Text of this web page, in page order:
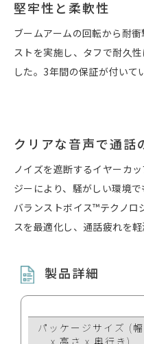
堅牢性と柔軟性
ブームアームの回転から耐
ストを実施し、タフで耐久
した。3年間の保証が付いて
クリアな音声で通話
ノイズを遮断するイヤーカ
ジーにより、騒がしい環境
バランストボイス™テクノロ
スを最適化し、通話疲れを
製品詳細
パッケージサイズ (幅
x 高さ x 奥行き)